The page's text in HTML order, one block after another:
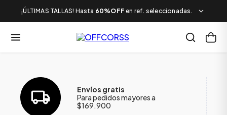
¡ÚLTIMAS TALLAS! Hasta 60%OFF en ref. seleccionadas.
Envíos gratis
Para pedidos mayores a
$169.900